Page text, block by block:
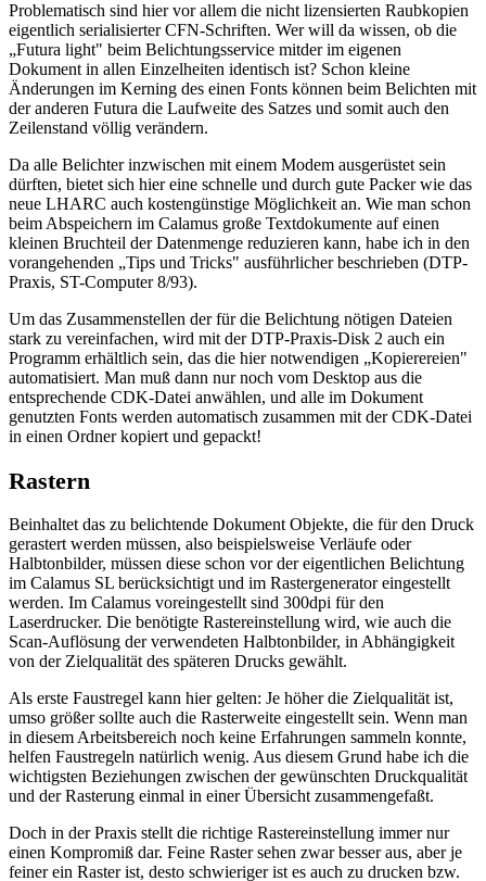
Problematisch sind hier vor allem die nicht lizensierten Raubkopien
eigentlich serialisierter CFN-Schriften. Wer will da wissen, ob die
„Futura light" beim Belichtungsservice mitder im eigenen
Dokument in allen Einzelheiten identisch ist? Schon kleine
Änderungen im Kerning des einen Fonts können beim Belichten mit
der anderen Futura die Laufweite des Satzes und somit auch den
Zeilenstand völlig verändern.
Da alle Belichter inzwischen mit einem Modem ausgerüstet sein
dürften, bietet sich hier eine schnelle und durch gute Packer wie das
neue LHARC auch kostengünstige Möglichkeit an. Wie man schon
beim Abspeichern im Calamus große Textdokumente auf einen
kleinen Bruchteil der Datenmenge reduzieren kann, habe ich in den
vorangehenden „Tips und Tricks" ausführlicher beschrieben (DTP-
Praxis, ST-Computer 8/93).
Um das Zusammenstellen der für die Belichtung nötigen Dateien
stark zu vereinfachen, wird mit der DTP-Praxis-Disk 2 auch ein
Programm erhältlich sein, das die hier notwendigen „Kopierereien"
automatisiert. Man muß dann nur noch vom Desktop aus die
entsprechende CDK-Datei anwählen, und alle im Dokument
genutzten Fonts werden automatisch zusammen mit der CDK-Datei
in einen Ordner kopiert und gepackt!
Rastern
Beinhaltet das zu belichtende Dokument Objekte, die für den Druck
gerastert werden müssen, also beispielsweise Verläufe oder
Halbtonbilder, müssen diese schon vor der eigentlichen Belichtung
im Calamus SL berücksichtigt und im Rastergenerator eingestellt
werden. Im Calamus voreingestellt sind 300dpi für den
Laserdrucker. Die benötigte Rastereinstellung wird, wie auch die
Scan-Auflösung der verwendeten Halbtonbilder, in Abhängigkeit
von der Zielqualität des späteren Drucks gewählt.
Als erste Faustregel kann hier gelten: Je höher die Zielqualität ist,
umso größer sollte auch die Rasterweite eingestellt sein. Wenn man
in diesem Arbeitsbereich noch keine Erfahrungen sammeln konnte,
helfen Faustregeln natürlich wenig. Aus diesem Grund habe ich die
wichtigsten Beziehungen zwischen der gewünschten Druckqualität
und der Rasterung einmal in einer Übersicht zusammengefaßt.
Doch in der Praxis stellt die richtige Rastereinstellung immer nur
einen Kompromiß dar. Feine Raster sehen zwar besser aus, aber je
feiner ein Raster ist, desto schwieriger ist es auch zu drucken bzw.